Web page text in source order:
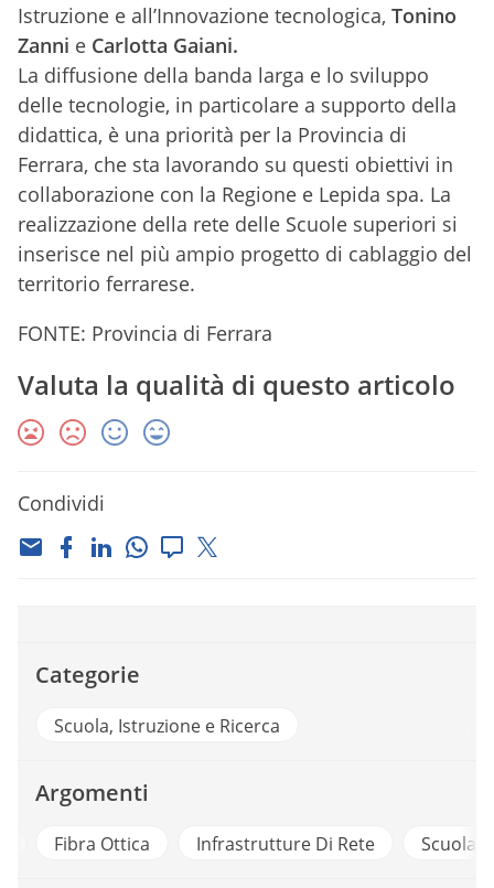
Istruzione e all’Innovazione tecnologica, Tonino
Zanni e Carlotta Gaiani.
La diffusione della banda larga e lo sviluppo
delle tecnologie, in particolare a supporto della
didattica, è una priorità per la Provincia di
Ferrara, che sta lavorando su questi obiettivi in
collaborazione con la Regione e Lepida spa. La
realizzazione della rete delle Scuole superiori si
inserisce nel più ampio progetto di cablaggio del
territorio ferrarese.
FONTE: Provincia di Ferrara
Valuta la qualità di questo articolo
Condividi
Categorie
Scuola, Istruzione e Ricerca
Argomenti
Fibra Ottica Infrastrutture Di Rete Scuola